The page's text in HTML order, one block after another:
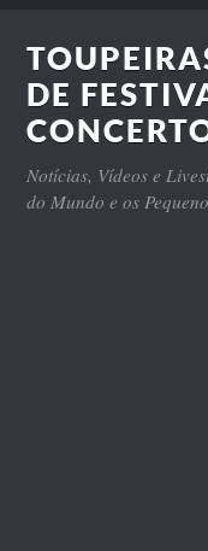
DE
Notícias, Vídeos e
do Mundo e os